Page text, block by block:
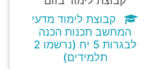
קבוצת לימוד מדעי
המחשב תכנות הכנה
לבגרות 5 יח (נרשמו 2
תלמידים)